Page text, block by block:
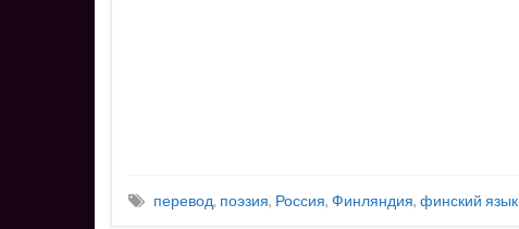
перевод, поэзия, Россия, Финляндия, финский язык